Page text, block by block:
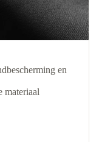
en
materiaal